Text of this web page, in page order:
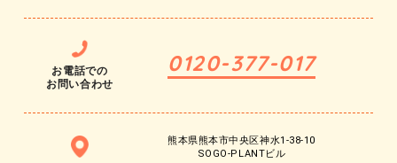
お電話での
お問い合わせ
0120-377-017
熊本県熊本市中央区神水1-38-10
SOGO-PLANTビル